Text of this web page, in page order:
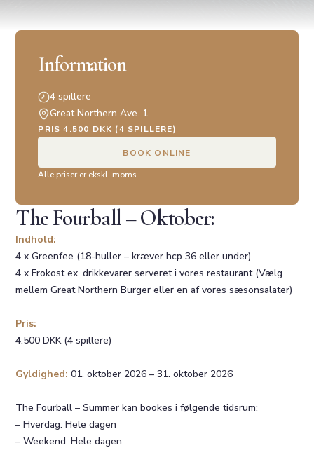
The Fourball – Oktober:
Indhold:
4 x Greenfee (18-huller – kræver hcp 36 eller under)
4 x Frokost ex. drikkevarer serveret i vores restaurant (Vælg
mellem Great Northern Burger eller en af vores sæsonsalater)
Pris:
4.500 DKK (4 spillere)
Gyldighed: 01. oktober 2026 – 31. oktober 2026
The Fourball – Summer kan bookes i følgende tidsrum:
– Hverdag: Hele dagen
– Weekend: Hele dagen
Information
4 spillere
Great Northern Ave. 1
PRIS 4.500 DKK (4 SPILLERE)
BOOK ONLINE
Alle priser er ekskl. moms